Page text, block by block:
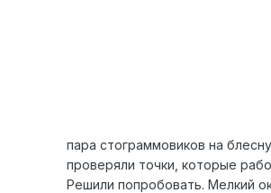
пара стограммовиков на
проверяли точки, которые
Решили попробовать. Мелкий